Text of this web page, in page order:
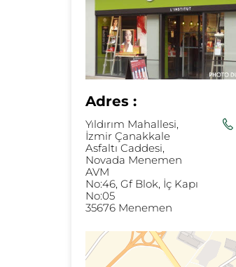
Adres :
Yıldırım Mahallesi,
İzmir Çanakkale
Asfaltı Caddesi,
Novada Menemen
AVM
No:46, Gf Blok, İç Kapı
No:05
35676 Menemen